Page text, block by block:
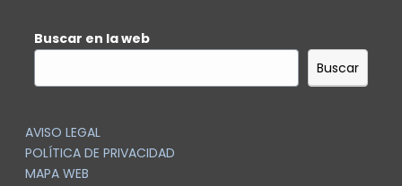
Buscar en la web
Buscar
AVISO LEGAL
POLÍTICA DE PRIVACIDAD
MAPA WEB